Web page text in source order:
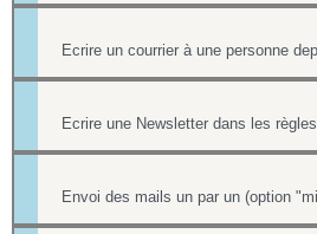
Ecrire une Newsletter dans les règles